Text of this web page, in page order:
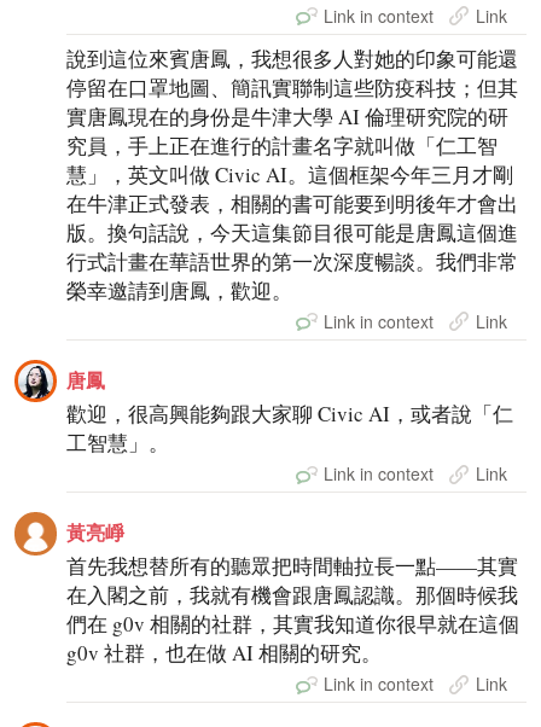
Link in context Link
說到這位來賓唐鳳，我想很多人對她的印象可能還
停留在口罩地圖、簡訊實聯制這些防疫科技；但其
實唐鳳現在的身份是牛津大學 AI 倫理研究院的研
究員，手上正在進行的計畫名字就叫做「仁工智
慧」，英文叫做 Civic AI。這個框架今年三月才剛
在牛津正式發表，相關的書可能要到明後年才會出
版。換句話說，今天這集節目很可能是唐鳳這個進
行式計畫在華語世界的第一次深度暢談。我們非常
榮幸邀請到唐鳳，歡迎。
Link in context Link
唐鳳
歡迎，很高興能夠跟大家聊 Civic AI，或者說「仁
工智慧」。
Link in context Link
黃亮崢
首先我想替所有的聽眾把時間軸拉長一點——其實
在入閣之前，我就有機會跟唐鳳認識。那個時候我
們在 g0v 相關的社群，其實我知道你很早就在這個
g0v 社群，也在做 AI 相關的研究。
Link in context Link